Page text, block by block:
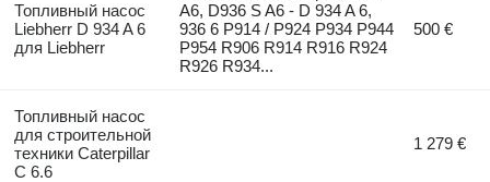
Топливный насос
Liebherr D 934 A 6
для Liebherr
A6, D936 S A6 - D 934 A 6,
936 6 P914 / P924 P934 P944
P954 R906 R914 R916 R924
R926 R934...
500 €
Топливный насос
для строительной
техники Caterpillar
C 6.6
1 279 €